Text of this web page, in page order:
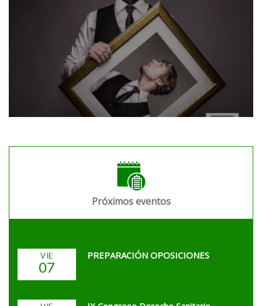
Próximos eventos
VIE
07
PREPARACIÓN OPOSICIONES